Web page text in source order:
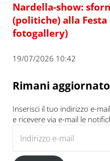
Nardella-show:
(politiche) alla
fotogallery)
19/07/2026 10:42
Rimani aggiornato
Inserisci il tuo indirizzo e-
e ricevere via e-mail le